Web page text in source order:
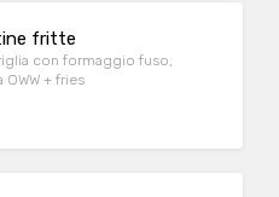
fritte
con formaggio fuso,
+ fries